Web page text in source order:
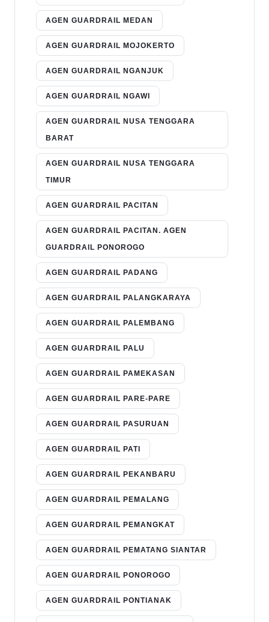
AGEN GUARDRAIL MEDAN
AGEN GUARDRAIL MOJOKERTO
AGEN GUARDRAIL NGANJUK
AGEN GUARDRAIL NGAWI
AGEN GUARDRAIL NUSA TENGGARA
BARAT
AGEN GUARDRAIL NUSA TENGGARA
TIMUR
AGEN GUARDRAIL PACITAN
AGEN GUARDRAIL PACITAN. AGEN
GUARDRAIL PONOROGO
AGEN GUARDRAIL PADANG
AGEN GUARDRAIL PALANGKARAYA
AGEN GUARDRAIL PALEMBANG
AGEN GUARDRAIL PALU
AGEN GUARDRAIL PAMEKASAN
AGEN GUARDRAIL PARE-PARE
AGEN GUARDRAIL PASURUAN
AGEN GUARDRAIL PATI
AGEN GUARDRAIL PEKANBARU
AGEN GUARDRAIL PEMALANG
AGEN GUARDRAIL PEMANGKAT
AGEN GUARDRAIL PEMATANG SIANTAR
AGEN GUARDRAIL PONOROGO
AGEN GUARDRAIL PONTIANAK